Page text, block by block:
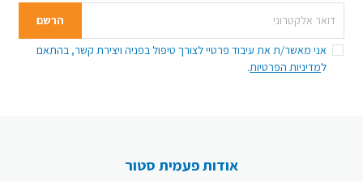
הרשם
אני מאשר/ת את עיבוד פרטיי לצורך טיפול בפניה ויצירת קשר, בהתאם
למדיניות הפרטיות.
אודות פעמית סטור